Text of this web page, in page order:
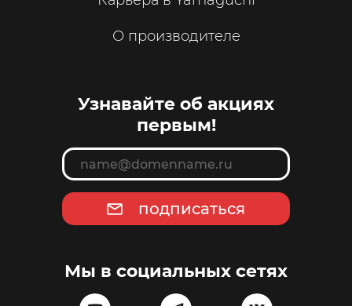
О производителе
Узнавайте об акциях
первым!
подписаться
Мы в социальных сетях